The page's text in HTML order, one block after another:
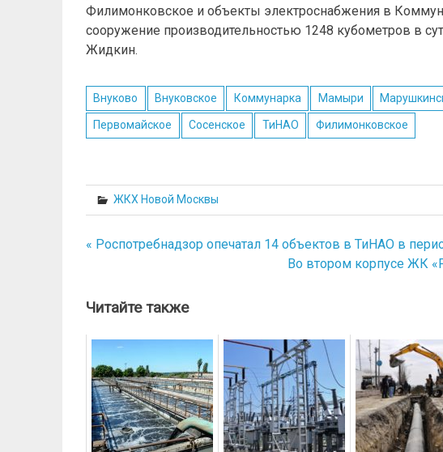
Филимонковское и объекты электроснабжения в
сооружение производительностью 1248 кубометров в
Жидкин.
Внуково Внуковское Коммунарка Мамыри
Первомайское Сосенское ТиНАО Филимонковское
ЖКХ Новой Москвы
Навигация
записям
« Роспотребнадзор опечатал 14 объектов в ТиНАО в
Во втором корпусе ЖК
Читайте также